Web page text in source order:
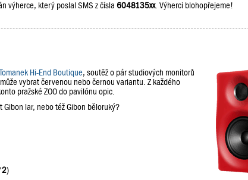
výherce, který poslal SMS z čísla 6048135xx. Výherci blohopřejeme!
Tomanek Hi-End Boutique, soutěž o pár studiových monitorů
vybrat červenou nebo černou variantu. Z každého
pražské ZOO do pavilónu opic.
lar, nebo též Gibon běloruký?
2)